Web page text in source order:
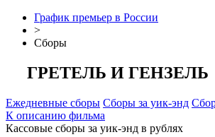
График премьер в России
>
Сборы
ГРЕТЕЛЬ И ГЕНЗЕЛЬ
Ежедневные сборы Сборы за уик-энд
К описанию фильма
Кассовые сборы за уик-энд в рублях